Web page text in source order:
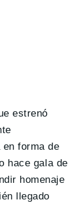
estrenó
forma de
hace gala de
homenaje
llegado